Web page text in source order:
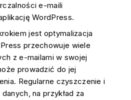
e-maili
WordPress.
jest optymalizacja
przechowuje wiele
z e-mailami w swojej
prowadzić do jej
Regularne czyszczenie i
na przykład za